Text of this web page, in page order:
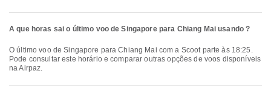
A que horas sai o último voo de Singapore para Chiang Mai usando ?
O último voo de Singapore para Chiang Mai com a Scoot parte às 18:25.
Pode consultar este horário e comparar outras opções de voos disponíveis
na Airpaz.